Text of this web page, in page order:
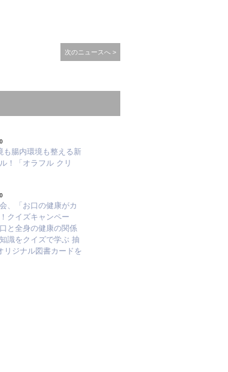
次のニュースへ >
も腸内環境も整える新
！「オラフル クリ
、「お口の健康がカ
クイズキャンペー
と全身の健康の関係
識をクイズで学ぶ 抽
リジナル図書カードを